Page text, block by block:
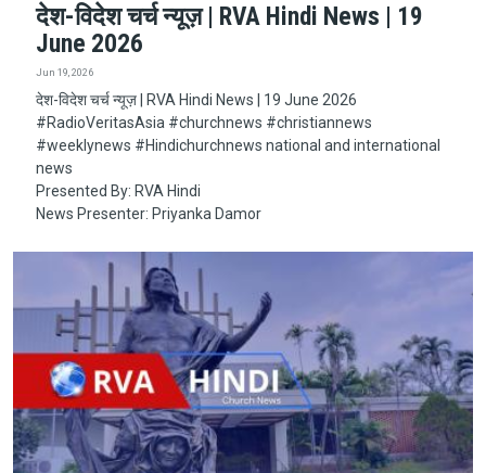
देश-विदेश चर्च न्यूज़ | RVA Hindi News | 19
June 2026
Jun 19, 2026
देश-विदेश चर्च न्यूज़ | RVA Hindi News | 19 June 2026
#RadioVeritasAsia​​​​​ #churchnews​​​​​ #christiannews​​​​​
#weeklynews​ #Hindichurchnews national and international
news
Presented By: RVA Hindi
News Presenter: Priyanka Damor